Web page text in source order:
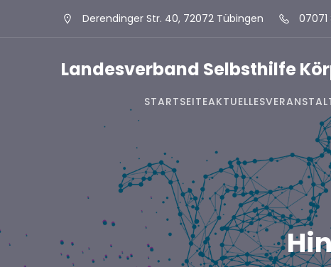
Derendinger Str. 40, 72072 Tübingen 07071
Landesverband Selbsthilfe
STARTSEITEAKTUELLES